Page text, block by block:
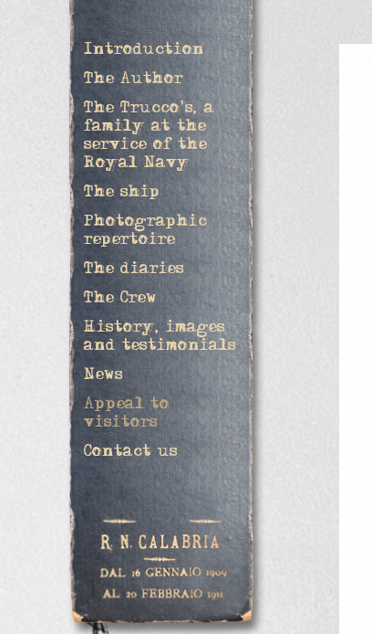
Introduction
The Author
The Trucco's, a
family at the
service of the
Royal Navy
The ship
Photographic
repertoire
The diaries
The Crew
History, images
and testimonials
News
Appeal to
visitors
Contact us